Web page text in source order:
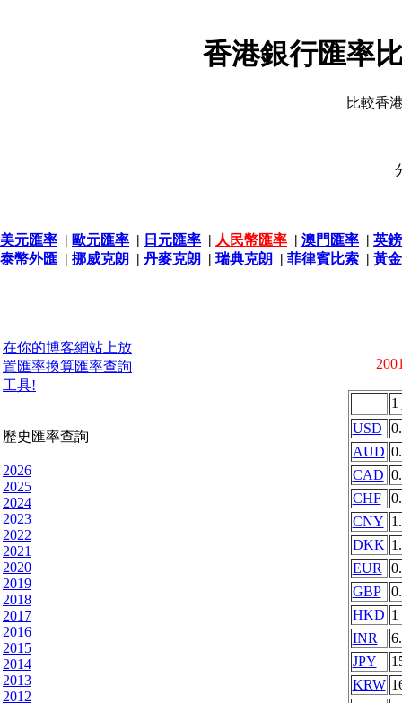
香港銀行匯率
比較香
美元匯率 | 歐元匯率 | 日元匯率 | 人民幣匯率 | 澳門匯率 | 英
泰幣外匯 | 挪威克朗 | 丹麥克朗 | 瑞典克朗 | 菲律賓比索 | 黃
在你的博客網站上放
置匯率換算匯率查詢
工具!
歷史匯率查詢
2026
2025
2024
2023
2022
2021
2020
2019
2018
2017
2016
2015
2014
2013
2012
1
USD
AUD
CAD
CHF
CNY
DKK
EUR
GBP
HKD 1
INR
JPY
KRW